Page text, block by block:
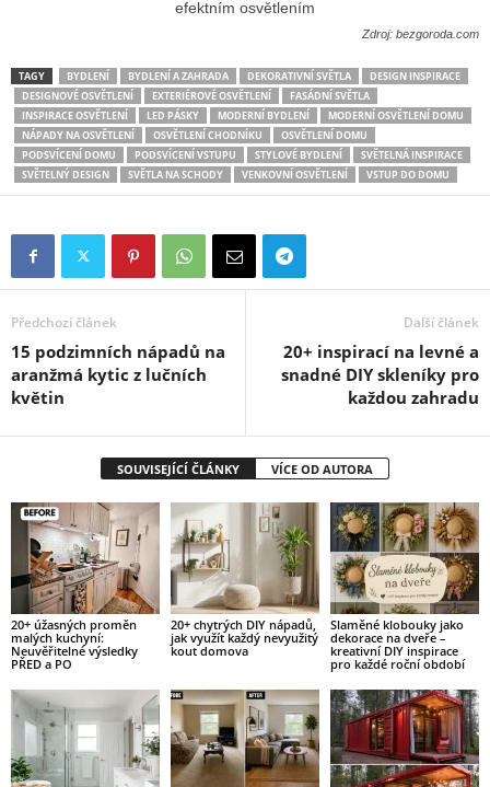
Zdroj: bezgoroda.com
TAGY BYDLENÍ BYDLENÍ A ZAHRADA DEKORATIVNÍ SVĚTLA
DESIGN INSPIRACE
DESIGNOVÉ OSVĚTLENÍ
EXTERIÉROVÉ OSVĚTLENÍ
FASÁDNÍ SVĚTLA
INSPIRACE OSVĚTLENÍ
LED PÁSKY MODERNÍ BYDLENÍ
MODERNÍ OSVĚTLENÍ DOMU
NÁPADY NA OSVĚTLENÍ
OSVĚTLENÍ CHODNÍKU
OSVĚTLENÍ DOMU
PODSVÍCENÍ DOMU
PODSVÍCENÍ VSTUPU STYLOVÉ BYDLENÍ
SVĚTELNÁ INSPIRACE
SVĚTELNÝ DESIGN
SVĚTLA NA SCHODY VENKOVNÍ OSVĚTLENÍ VSTUP DO DOMU
Předchozí článek
15 podzimních nápadů na
aranžmá kytic z lučních
květin
Další článek
20+ inspirací na levné a
snadné DIY skleníky pro
každou zahradu
SOUVISEJÍCÍ ČLÁNKY VÍCE OD AUTORA
20+ úžasných proměn
malých kuchyní:
Neuvěřitelné výsledky
PŘED a PO
20+ chytrých DIY nápadů,
jak využít každý nevyužitý
kout domova
Slaměné klobouky jako
dekorace na dveře –
kreativní DIY inspirace
pro každé roční období